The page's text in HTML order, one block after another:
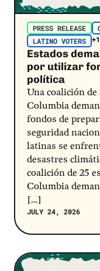
PRESS RELEASE
LATINO VOTERS
Estados
por utilizar
política
Una coalición
Columbia
fondos de
seguridad
latinas se
desastres
coalición de 25
Columbia
[…]
JULY 24, 2026
Post Link